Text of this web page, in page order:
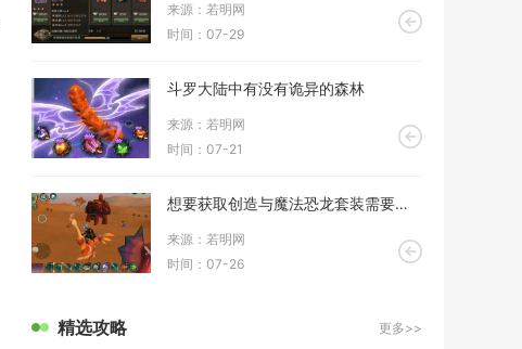
来源：若明网
时间：07-29
斗罗大陆中有没有诡异的森林
来源：若明网
时间：07-21
想要获取创造与魔法恐龙套装需要做什么
来源：若明网
时间：07-26
精选攻略 更多>>